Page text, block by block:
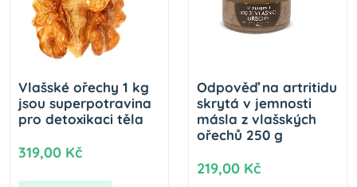
Vlašské ořechy 1 kg
jsou superpotravina
pro detoxikaci těla
319,00 Kč
Odpověď na artritidu
skrytá v jemnosti
másla z vlašských
ořechů 250 g
219,00 Kč